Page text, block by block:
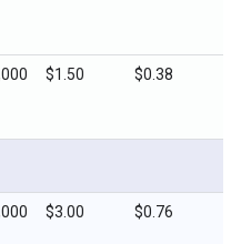
$1.50 $0.38
$3.00 $0.76